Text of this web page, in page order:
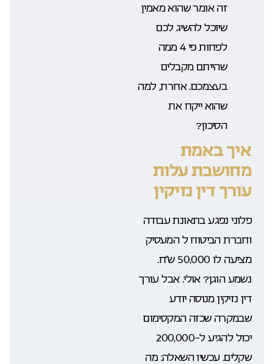
זה אומר שהוא מאמין
שיוכל להשיג לכם
לפחות פי 4 ממה
שהייתם מקבלים
בעצמכם. אחרת, למה
שהוא ייקח את
הסיכון?
איך באמת
מחושבת עלות
עורך דין נזיקין
פלוני נפגע בתאונת עבודה
וחברת הביטוח ל המעסיק
מציעה לו 50,000 ש”ח.
נשמע הוגן? אולי. אבל עורך
דין נזיקין מנוסה יודע
שבמקרה שכזה המקסימום
יכול להגיע ל-200,000
שקלים. עכשיו השאלה: מה